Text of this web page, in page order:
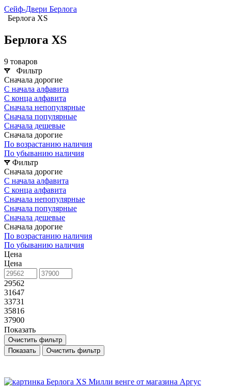
Сейф-Двери Берлога
Берлога XS
Берлога XS
9 товаров
Фильтр
Сначала дорогие
С начала алфавита
С конца алфавита
Сначала непопулярные
Сначала популярные
Сначала дешевые
Сначала дорогие
По возрастанию наличия
По убыванию наличия
Фильтр
Сначала дорогие
С начала алфавита
С конца алфавита
Сначала непопулярные
Сначала популярные
Сначала дешевые
Сначала дорогие
По возрастанию наличия
По убыванию наличия
Цена
Цена
29562
31647
33731
35816
37900
Показать
Очистить фильтр
Очистить фильтр